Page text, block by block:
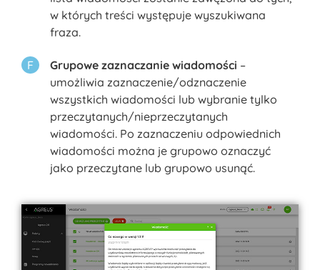
w których treści występuje wyszukiwana
fraza.
Grupowe zaznaczanie wiadomości –
umożliwia zaznaczenie/odznaczenie
wszystkich wiadomości lub wybranie tylko
przeczytanych/nieprzeczytanych
wiadomości. Po zaznaczeniu odpowiednich
wiadomości można je grupowo oznaczyć
jako przeczytane lub grupowo usunąć.